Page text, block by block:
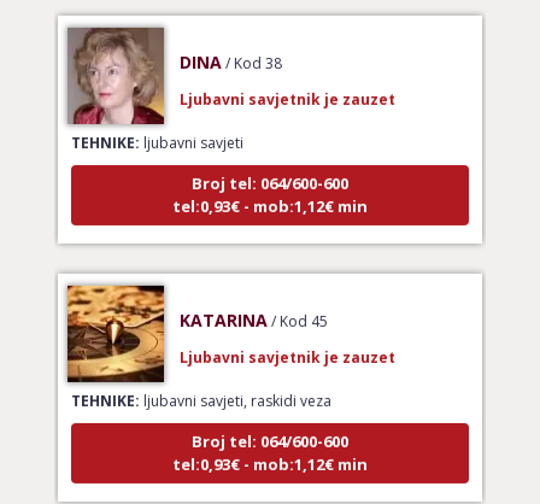
TEHNIKE:ljubavni savjeti
Broj tel: 064/600-600
tel:0,93€ - mob:1,12€ min
TEHNIKE:ljubavni savjeti, raskidi veza
Broj tel: 064/600-600
tel:0,93€ - mob:1,12€ min